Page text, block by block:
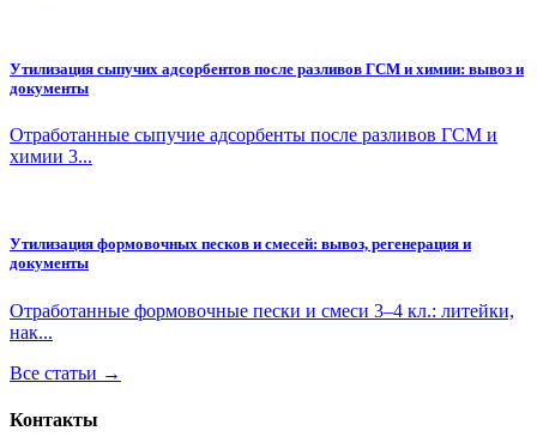
Утилизация сыпучих адсорбентов после разливов ГСМ и химии: вывоз и
документы
Отработанные сыпучие адсорбенты после разливов ГСМ и
химии 3...
Утилизация формовочных песков и смесей: вывоз, регенерация и
документы
Отработанные формовочные пески и смеси 3–4 кл.: литейки,
нак...
Все статьи →
Контакты